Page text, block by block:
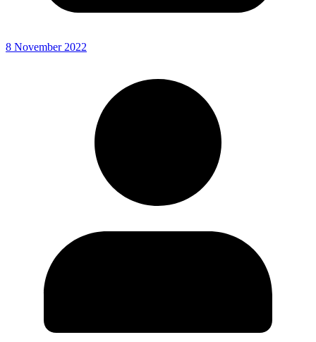
8 November 2022